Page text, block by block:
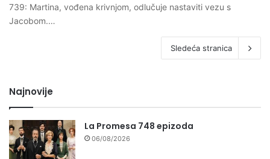
739: Martina, vođena krivnjom, odlučuje nastaviti vezu s
Jacobom.…
Sledeća stranica
Najnovije
La Promesa 748 epizoda
06/08/2026